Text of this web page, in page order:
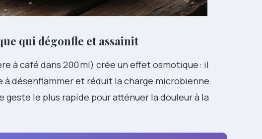
qui dégonfle et assainit
à café dans 200 ml) crée un effet osmotique : il
à désenflammer et réduit la charge microbienne.
geste le plus rapide pour atténuer la douleur à la